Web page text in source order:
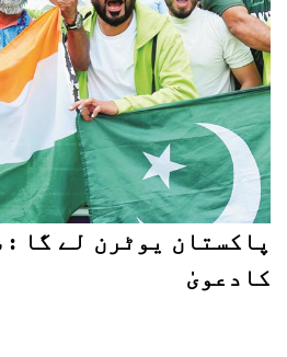
پاکستان یوٹرن لے گا
کادعویٰ